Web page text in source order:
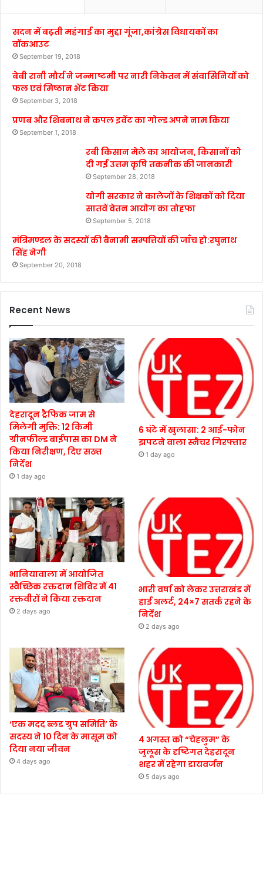
सदन में बढ़ती महंगाई का मुद्दा गूंजा,कांग्रेस विधायकों का
वॉकआउट
September 19, 2018
बेबी रानी मौर्य ने जन्माष्टमी पर नारी निकेतन में संवासिनियों को
फल एवं मिष्ठान भेंट किया
September 3, 2018
प्रणब और शिबनाथ ने कपल इवेंट का गोल्ड अपने नाम किया
September 1, 2018
रबी किसान मेले का आयोजन, किसानों को
दी गई उत्तम कृषि तकनीक की जानकारी
September 28, 2018
योगी सरकार ने कालेजों के शिक्षकों को दिया
सातवें वेतन आयोग का तोहफा
September 5, 2018
मंत्रिमण्डल के सदस्यों की बैनामी सम्पत्तियों की जाँच हो:रघुनाथ
सिंह नेगी
September 20, 2018
Recent News
देहरादून ट्रैफिक जाम से
मिलेगी मुक्ति: 12 किमी
ग्रीनफील्ड बाईपास का DM ने
किया निरीक्षण, दिए सख्त
निर्देश
1 day ago
6 घंटे में खुलासा: 2 आई-फोन
झपटने वाला स्नैचर गिरफ्तार
1 day ago
भानियावाला में आयोजित
स्वैच्छिक रक्तदान शिविर में 41
रक्तवीरों ने किया रक्तदान
2 days ago
भारी वर्षा को लेकर उत्तराखंड में
हाई अलर्ट, 24×7 सतर्क रहने के
निर्देश
2 days ago
‘एक मदद ब्लड ग्रुप समिति’ के
सदस्य ने 10 दिन के मासूम को
दिया नया जीवन
4 days ago
4 अगस्त को “चेहलुम” के
जुलूस के दृष्टिगत देहरादून
शहर में रहेगा डायवर्जन
5 days ago